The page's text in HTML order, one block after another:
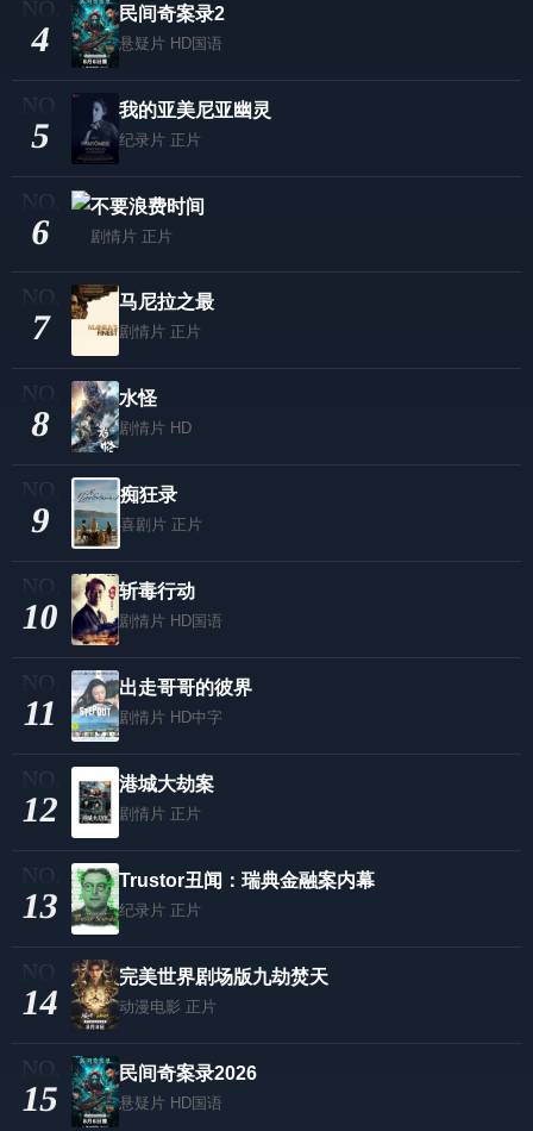
4
民间奇案录2
悬疑片 HD国语
5
我的亚美尼亚幽灵
纪录片 正片
6
不要浪费时间
剧情片 正片
7
马尼拉之最
剧情片 正片
8
水怪
剧情片 HD
9
痴狂录
喜剧片 正片
10
斩毒行动
剧情片 HD国语
11
出走哥哥的彼界
剧情片 HD中字
12
港城大劫案
剧情片 正片
13
Trustor丑闻：瑞典金融案内幕
纪录片 正片
14
​完美世界剧场版九劫焚天​
动漫电影 正片
15
民间奇案录2026
悬疑片 HD国语